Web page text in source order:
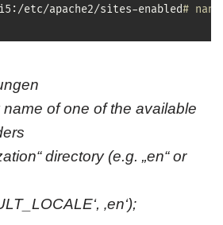
etc/apache2/sites-enabled#
of one of the available
directory (e.g. „en“ or
‚en‘);